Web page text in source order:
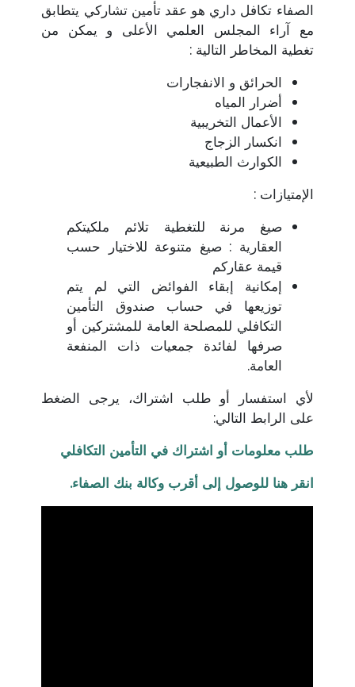
الصفاء تكافل داري هو عقد تأمين تشاركي يتطابق
مع آراء المجلس العلمي الأعلى و يمكن من
تغطية المخاطر التالية :
الحرائق و الانفجارات
أضرار المياه
الأعمال التخريبية
انكسار الزجاج
الكوارث الطبيعية
الإمتيازات :
صيغ مرنة للتغطية تلائم ملكيتكم
العقارية : صيغ متنوعة للاختيار حسب
قيمة عقاركم
إمكانية إبقاء الفوائض التي لم يتم
توزيعها في حساب صندوق التأمين
التكافلي للمصلحة العامة للمشتركين أو
صرفها لفائدة جمعيات ذات المنفعة
العامة.
لأي استفسار أو طلب اشتراك، يرجى الضغط
على الرابط التالي:
طلب معلومات أو اشتراك في التأمين التكافلي
انقر هنا للوصول إلى أقرب وكالة بنك الصفاء.